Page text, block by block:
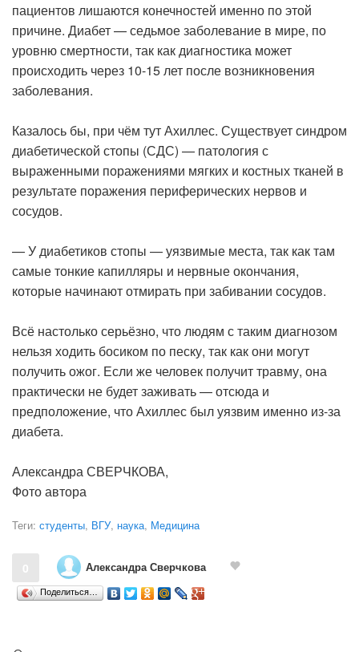
пациентов лишаются конечностей именно по этой
причине. Диабет — седьмое заболевание в мире, по
уровню смертности, так как диагностика может
происходить через 10-15 лет после возникновения
заболевания.
Казалось бы, при чём тут Ахиллес. Существует синдром
диабетической стопы (СДС) — патология с
выраженными поражениями мягких и костных тканей в
результате поражения периферических нервов и
сосудов.
— У диабетиков стопы — уязвимые места, так как там
самые тонкие капилляры и нервные окончания,
которые начинают отмирать при забивании сосудов.
Всё настолько серьёзно, что людям с таким диагнозом
нельзя ходить босиком по песку, так как они могут
получить ожог. Если же человек получит травму, она
практически не будет заживать — отсюда и
предположение, что Ахиллес был уязвим именно из-за
диабета.
Александра СВЕРЧКОВА,
Фото автора
Теги: студенты, ВГУ, наука, Медицина
0 Александра Сверчкова
Поделиться…